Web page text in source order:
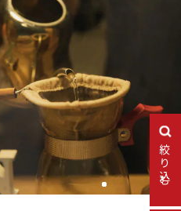
絞り込む